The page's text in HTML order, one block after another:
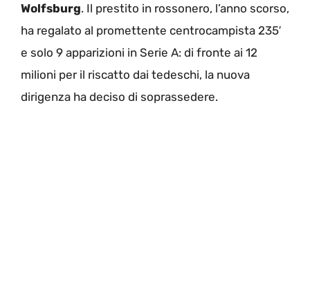
Wolfsburg. Il prestito in rossonero, l’anno scorso,
ha regalato al promettente centrocampista 235′
e solo 9 apparizioni in Serie A: di fronte ai 12
milioni per il riscatto dai tedeschi, la nuova
dirigenza ha deciso di soprassedere.